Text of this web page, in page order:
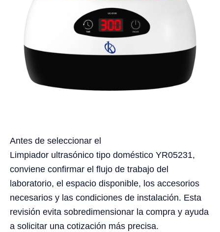
Antes de seleccionar el
Limpiador ultrasónico tipo doméstico YR05231,
conviene confirmar el flujo de trabajo del
laboratorio, el espacio disponible, los accesorios
necesarios y las condiciones de instalación. Esta
revisión evita sobredimensionar la compra y ayuda
a solicitar una cotización más precisa.